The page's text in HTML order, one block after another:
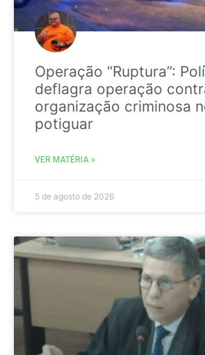
Operação “Ruptura”:
deflagra operação
organização criminosa
potiguar
VER MATÉRIA »
5 de agosto de 2026